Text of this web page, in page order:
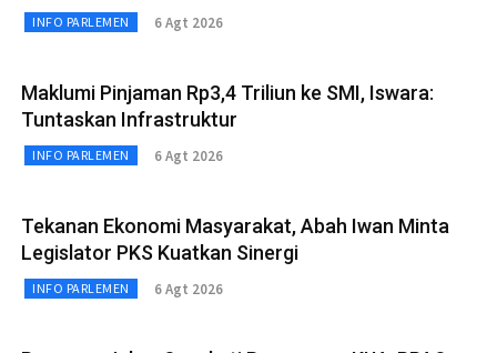
INFO PARLEMEN 6 Agt 2026
Maklumi Pinjaman Rp3,4 Triliun ke SMI, Iswara:
Tuntaskan Infrastruktur
INFO PARLEMEN 6 Agt 2026
Tekanan Ekonomi Masyarakat, Abah Iwan Minta
Legislator PKS Kuatkan Sinergi
INFO PARLEMEN 6 Agt 2026